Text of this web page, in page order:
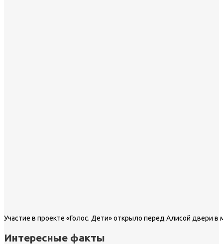
Участие в проекте «Голос. Дети» открыло перед Алисой двери
Интересные факты